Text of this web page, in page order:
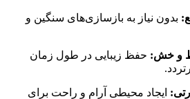
بدون نیاز به بازسازی‌های سنگین و
و خش: حفظ زیبایی در طول زمان
ایجاد محیطی آرام و راحت برای